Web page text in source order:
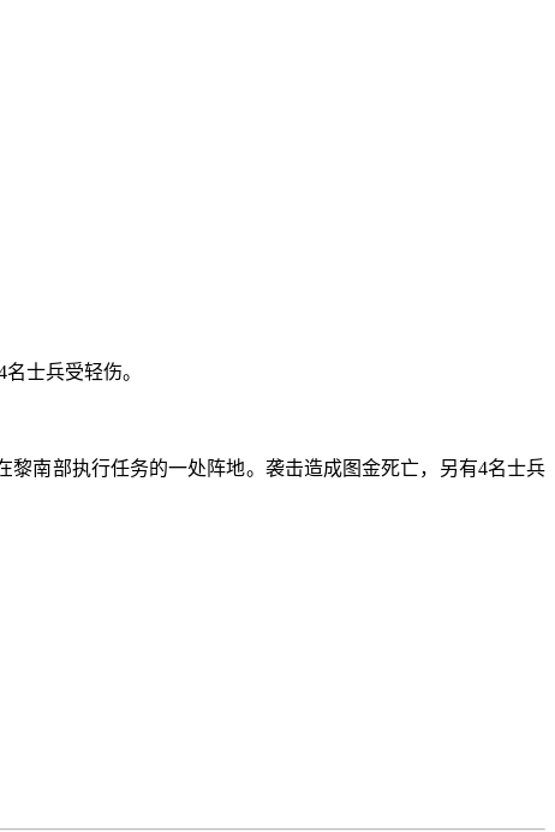
士兵受轻伤。
南部执行任务的一处阵地。袭击造成图金死亡，另有4名士兵